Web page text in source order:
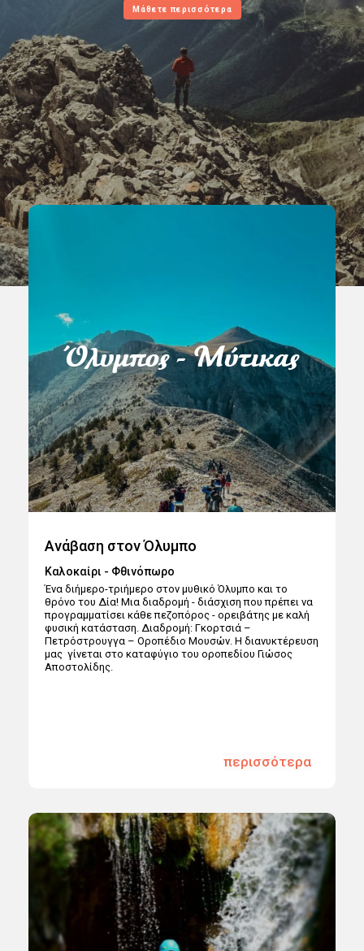
Μάθετε περισσότερα
Όλυμπος - Μύτικας
Ανάβαση στον Όλυμπο
Καλοκαίρι - Φθινόπωρο
Ένα διήμερο-τριήμερο στον μυθικό Όλυμπο και το
θρόνο του Δία! Μια διαδρομή - διάσχιση που πρέπει να
προγραμματίσει κάθε πεζοπόρος - ορειβάτης με καλή
φυσική κατάσταση. Διαδρομή: Γκορτσιά –
Πετρόστρουγγα – Οροπέδιο Μουσών. Η διανυκτέρευση
μας γίνεται στο καταφύγιο του οροπεδίου Γιώσος
Αποστολίδης.
περισσότερα